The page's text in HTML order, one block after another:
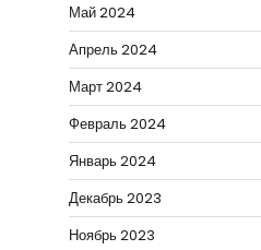
Май 2024
Апрель 2024
Март 2024
Февраль 2024
Январь 2024
Декабрь 2023
Ноябрь 2023